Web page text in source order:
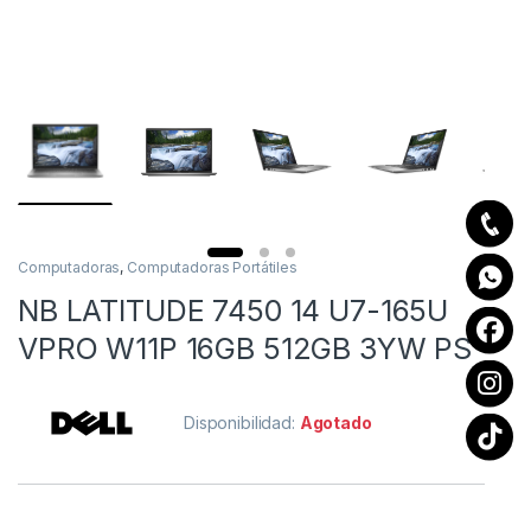
Computadoras, Computadoras Portátiles
NB LATITUDE 7450 14 U7-165U
VPRO W11P 16GB 512GB 3YW PS
Disponibilidad: Agotado